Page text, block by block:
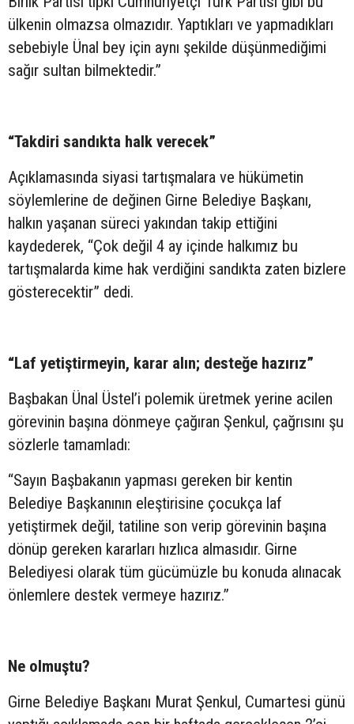
ülkenin olmazsa olmazıdır. Yaptıkları ve yapmadıkları
sebebiyle Ünal bey için aynı şekilde düşünmediğimi
sağır sultan bilmektedir.”
“Takdiri sandıkta halk verecek”
Açıklamasında siyasi tartışmalara ve hükümetin
söylemlerine de değinen Girne Belediye Başkanı,
halkın yaşanan süreci yakından takip ettiğini
kaydederek, “Çok değil 4 ay içinde halkımız bu
tartışmalarda kime hak verdiğini sandıkta zaten bizlere
gösterecektir” dedi.
“Laf yetiştirmeyin, karar alın; desteğe hazırız”
Başbakan Ünal Üstel’i polemik üretmek yerine acilen
görevinin başına dönmeye çağıran Şenkul, çağrısını şu
sözlerle tamamladı:
“Sayın Başbakanın yapması gereken bir kentin
Belediye Başkanının eleştirisine çocukça laf
yetiştirmek değil, tatiline son verip görevinin başına
dönüp gereken kararları hızlıca almasıdır. Girne
Belediyesi olarak tüm gücümüzle bu konuda alınacak
önlemlere destek vermeye hazırız.”
Ne olmuştu?
Girne Belediye Başkanı Murat Şenkul, Cumartesi günü